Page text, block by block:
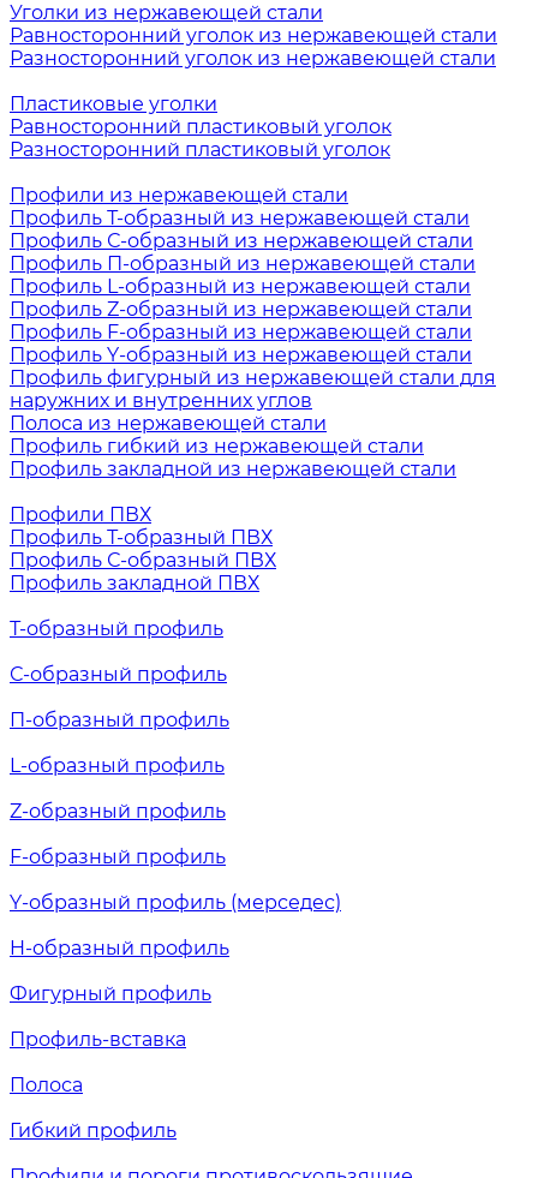
Уголки из нержавеющей стали
Равносторонний уголок из нержавеющей стали
Разносторонний уголок из нержавеющей стали
Пластиковые уголки
Равносторонний пластиковый уголок
Разносторонний пластиковый уголок
Профили из нержавеющей стали
Профиль Т-образный из нержавеющей стали
Профиль С-образный из нержавеющей стали
Профиль П-образный из нержавеющей стали
Профиль L-образный из нержавеющей стали
Профиль Z-образный из нержавеющей стали
Профиль F-образный из нержавеющей стали
Профиль Y-образный из нержавеющей стали
Профиль фигурный из нержавеющей стали для
наружних и внутренних углов
Полоса из нержавеющей стали
Профиль гибкий из нержавеющей стали
Профиль закладной из нержавеющей стали
Профили ПВХ
Профиль Т-образный ПВХ
Профиль С-образный ПВХ
Профиль закладной ПВХ
Т-образный профиль
С-образный профиль
П-образный профиль
L-образный профиль
Z-образный профиль
F-образный профиль
Y-образный профиль (мерседес)
H-образный профиль
Фигурный профиль
Профиль-вставка
Полоса
Гибкий профиль